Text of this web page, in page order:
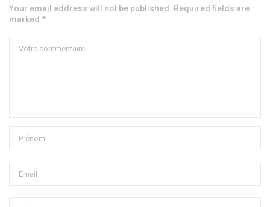
Your email address will not be published. Required fields are
marked *